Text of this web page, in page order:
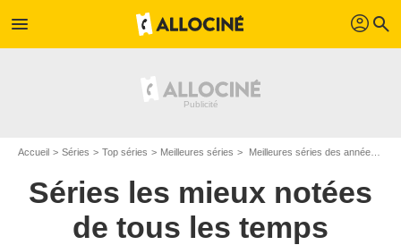
menu profil search
Accueil Séries Top séries Meilleures séries Meilleures séries des années 80
Séries les mieux notées
de tous les temps